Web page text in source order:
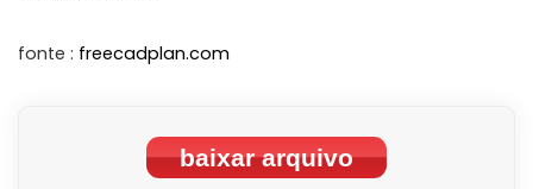
fonte : freecadplan.com
baixar arquivo